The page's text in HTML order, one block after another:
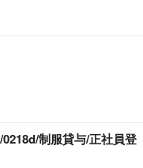
制服貸与/正社員登